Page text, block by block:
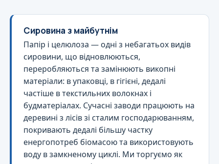
Сировина з майбутнім
Папір і целюлоза — одні з небагатьох видів
сировини, що відновлюються,
переробляються та замінюють викопні
матеріали: в упаковці, в гігієні, дедалі
частіше в текстильних волокнах і
будматеріалах. Сучасні заводи працюють на
деревині з лісів зі сталим господарюванням,
покривають дедалі більшу частку
енергопотреб біомасою та використовують
воду в замкненому циклі. Ми торгуємо як